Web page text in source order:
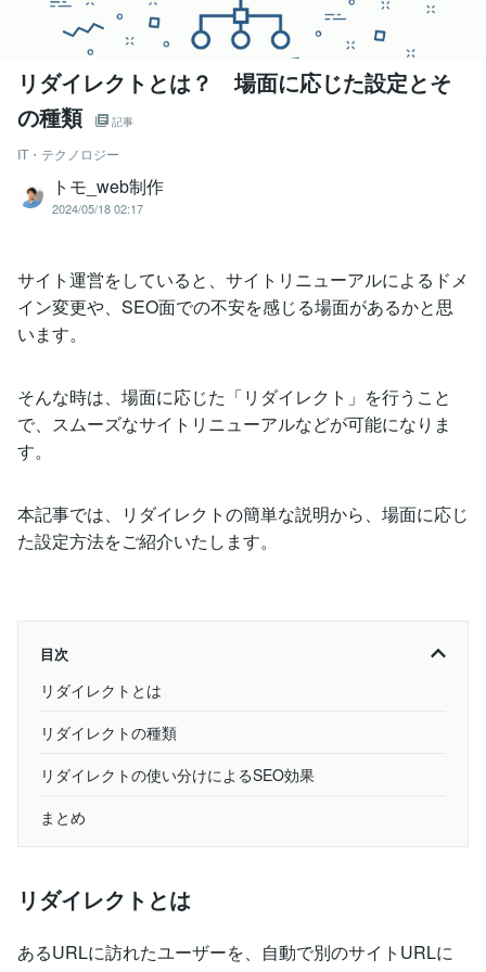
リダイレクトとは？ 場面に応じた設定とそ
の種類
記事
IT・テクノロジー
トモ_web制作
2024/05/18 02:17
サイト運営をしていると、サイトリニューアルによるドメ
イン変更や、SEO面での不安を感じる場面があるかと思
います。
そんな時は、場面に応じた「リダイレクト」を行うこと
で、スムーズなサイトリニューアルなどが可能になりま
す。
本記事では、リダイレクトの簡単な説明から、場面に応じ
た設定方法をご紹介いたします。
目次
リダイレクトとは
リダイレクトの種類
リダイレクトの使い分けによるSEO効果
まとめ
リダイレクトとは
あるURLに訪れたユーザーを、自動で別のサイトURLに